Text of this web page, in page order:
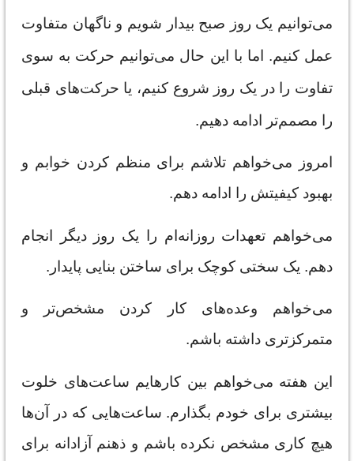
می‌توانیم یک روز صبح بیدار شویم و ناگهان متفاوت
عمل کنیم. اما با این حال می‌توانیم حرکت به سوی
تفاوت را در یک روز شروع کنیم، یا حرکت‌های قبلی
را مصمم‌تر ادامه دهیم.
امروز می‌خواهم تلاشم برای منظم کردن خوابم و
بهبود کیفیتش را ادامه دهم.
می‌خواهم تعهدات روزانه‌ام را یک روز دیگر انجام
دهم. یک سختی کوچک برای ساختن بنایی پایدار.
می‌خواهم وعده‌های کار کردن مشخص‌تر و
متمرکزتری داشته باشم.
این هفته می‌خواهم بین کارهایم ساعت‌های خلوت
بیشتری برای خودم بگذارم. ساعت‌هایی که در آن‌ها
هیچ کاری مشخص نکرده باشم و ذهنم آزادانه برای